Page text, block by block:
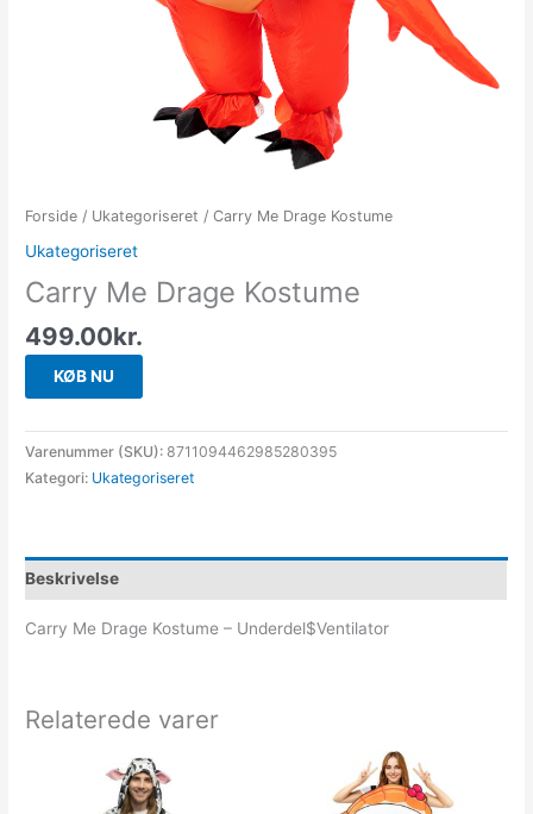
Forside / Ukategoriseret / Carry Me Drage Kostume
Ukategoriseret
Carry Me Drage Kostume
499.00kr.
KØB NU
Varenummer (SKU):8711094462985280395
Kategori: Ukategoriseret
Beskrivelse
Carry Me Drage Kostume – Underdel$Ventilator
Relaterede varer